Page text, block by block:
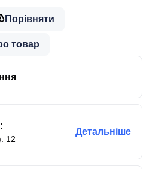
Порівняти
товар
12
Детальніше